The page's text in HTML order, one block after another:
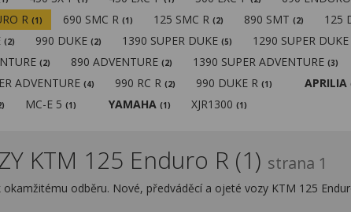
R(1) 690 SMC R(1) 125 SMC R(2) 890 SMT(2) 125
(2) 990 DUKE(2) 1390 SUPER DUKE(5) 1290 SUPER
(2) 890 ADVENTURE(2) 1390 SUPER ADVENTURE(3)
ADVENTURE(4) 990 RC R(2) 990 DUKE R(1) APRILIA
MC-E 5(1) YAMAHA (1) XJR1300(1)
KTM 125 Enduro R (1) strana 1
odběru. Nové, předváděcí a ojeté vozy KTM 125